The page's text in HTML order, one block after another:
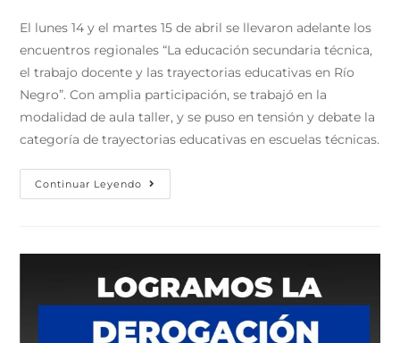
El lunes 14 y el martes 15 de abril se llevaron adelante los
encuentros regionales “La educación secundaria técnica,
el trabajo docente y las trayectorias educativas en Río
Negro”. Con amplia participación, se trabajó en la
modalidad de aula taller, y se puso en tensión y debate la
categoría de trayectorias educativas en escuelas técnicas.
Continuar Leyendo